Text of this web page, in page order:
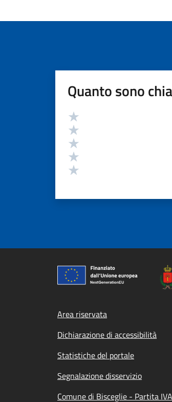
Quanto sono
Valutazione
Footer menu
Area riservata
Dichiarazione di accessibilità
Statistiche del portale
Segnalazione disservizio
Comune di Bisceglie - Partita